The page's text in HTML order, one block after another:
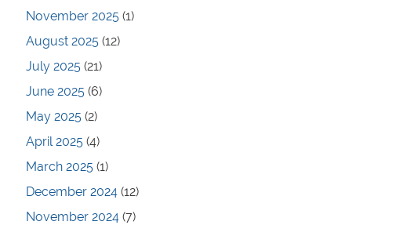
November 2025 (1)
August 2025 (12)
July 2025 (21)
June 2025 (6)
May 2025 (2)
April 2025 (4)
March 2025 (1)
December 2024 (12)
November 2024 (7)